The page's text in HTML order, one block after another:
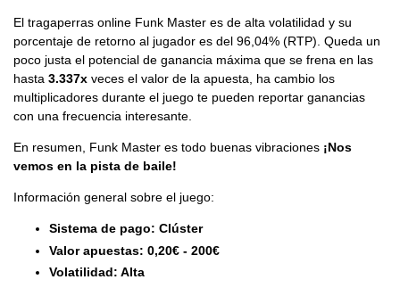
El tragaperras online Funk Master es de alta volatilidad y su
porcentaje de retorno al jugador es del 96,04% (RTP). Queda un
poco justa el potencial de ganancia máxima que se frena en las
hasta 3.337x veces el valor de la apuesta, ha cambio los
multiplicadores durante el juego te pueden reportar ganancias
con una frecuencia interesante.
En resumen, Funk Master es todo buenas vibraciones ¡Nos
vemos en la pista de baile!
Información general sobre el juego:
Sistema de pago: Clúster
Valor apuestas: 0,20€ - 200€
Volatilidad: Alta